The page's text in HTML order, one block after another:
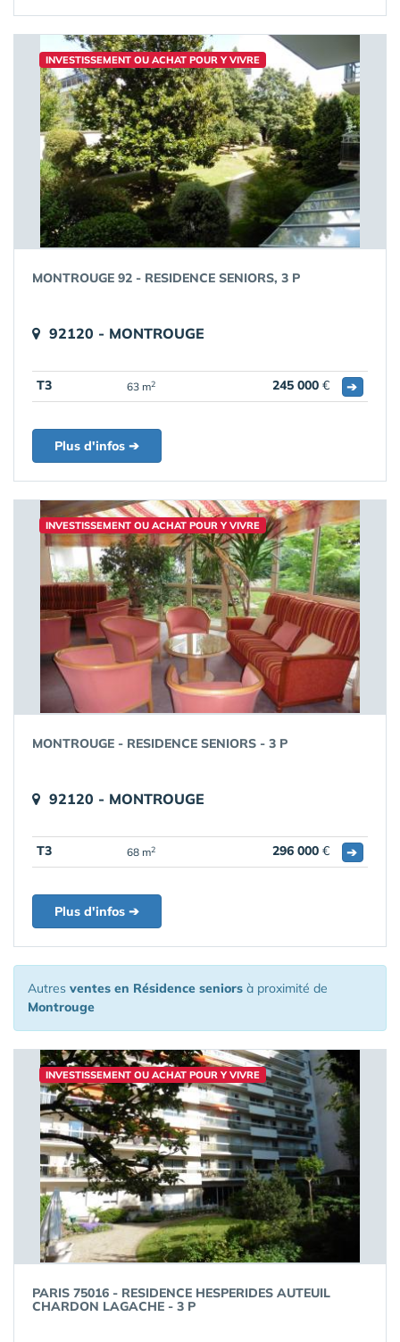
INVESTISSEMENT OU ACHAT POUR Y VIVRE
MONTROUGE 92 - RESIDENCE SENIORS, 3 P
92120 - MONTROUGE
T3 63 m2 245 000 € ➔
Plus d'infos ➔
INVESTISSEMENT OU ACHAT POUR Y VIVRE
MONTROUGE - RESIDENCE SENIORS - 3 P
92120 - MONTROUGE
T3 68 m2 296 000 € ➔
Plus d'infos ➔
Autres ventes en Résidence seniors à proximité de
Montrouge
INVESTISSEMENT OU ACHAT POUR Y VIVRE
PARIS 75016 - RESIDENCE HESPERIDES AUTEUIL
CHARDON LAGACHE - 3 P